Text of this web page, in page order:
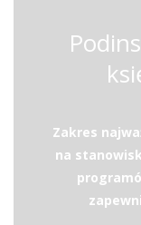
Zakres
na